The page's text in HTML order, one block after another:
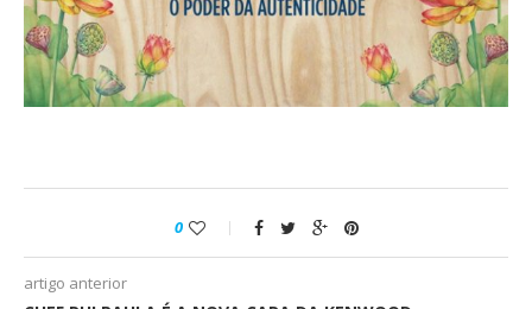
0
artigo anterior